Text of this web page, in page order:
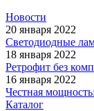
Новости
20 января 2022
Светодиодные
18 января 2022
Ретрофит без
16 января 2022
Честная
Каталог